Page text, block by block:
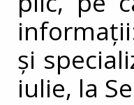
şi
iulie, la